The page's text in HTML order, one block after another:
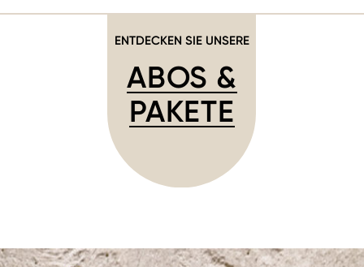
ENTDECKEN SIE UNSERE
ABOS &
PAKETE